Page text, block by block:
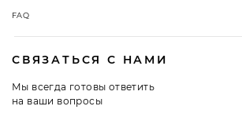
FAQ
СВЯЗАТЬСЯ С НАМИ
Мы всегда готовы ответить
на ваши вопросы